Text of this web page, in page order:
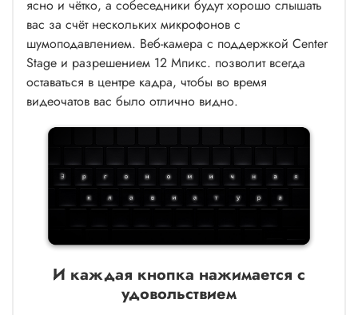
ясно и чётко, а собеседники будут хорошо слышать
вас за счёт нескольких микрофонов с
шумоподавлением. Веб-камера с поддержкой Center
Stage и разрешением 12 Мпикс. позволит всегда
оставаться в центре кадра, чтобы во время
видеочатов вас было отлично видно.
И каждая кнопка нажимается с
удовольствием